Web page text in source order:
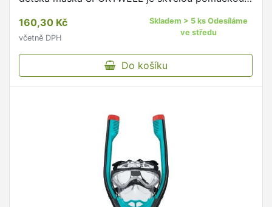
160,30 Kč
včetně DPH
Skladem > 5 ks Odesíláme
ve středu
Do košíku